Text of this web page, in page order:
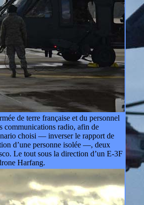
de terre française et du personnel
communications radio, afin de
choisi — inverser le rapport de
d’une personne isolée —, deux
Le tout sous la direction d’un E-3F
Harfang.